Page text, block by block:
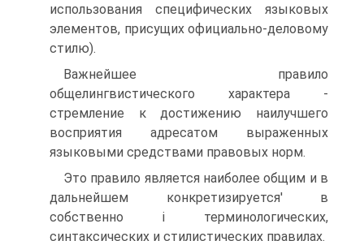
использования специфических языковых
элементов, присущих официально-деловому
стилю).
Важнейшее правило
общелингвистического характера -
стремление к достижению наилучшего
восприятия адресатом выраженных
языковыми средствами правовых норм.
Это правило является наиболее общим и в
дальнейшем конкретизируется' в
собственно і терминологических,
синтаксических и стилистических правилах.